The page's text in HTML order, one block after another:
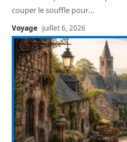
couper le souffle pour…
Voyage juillet 6, 2026